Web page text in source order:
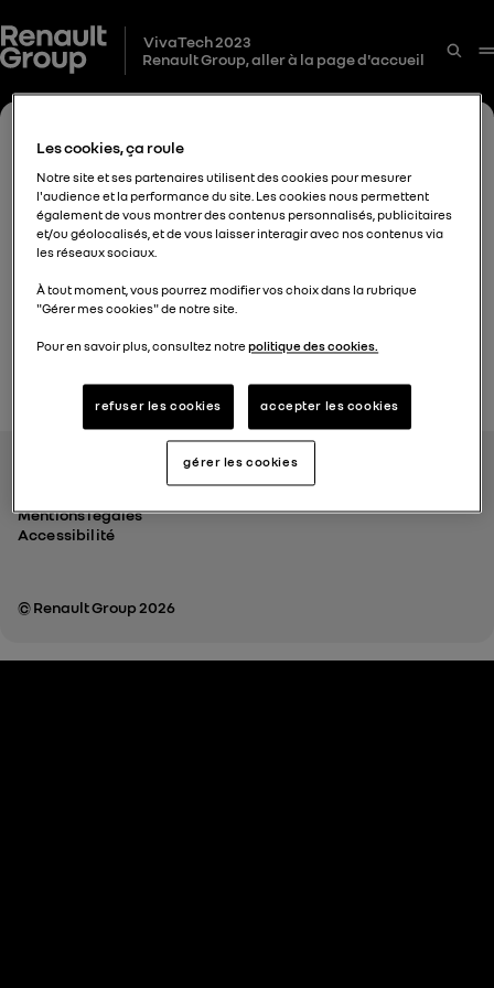
VivaTech 2023
Renault Group, aller à la page d'accueil
Les autres marques
Alpine Cars events
Renault events
Liens utiles
© Renault Group 2026
Mentions légales
Accessibilité
Les cookies, ça roule
Notre site et ses partenaires utilisent des cookies pour mesurer
l'audience et la performance du site. Les cookies nous permettent
également de vous montrer des contenus personnalisés, publicitaires
et/ou géolocalisés, et de vous laisser interagir avec nos contenus via
les réseaux sociaux.
À tout moment, vous pourrez modifier vos choix dans la rubrique
"Gérer mes cookies" de notre site.
Pour en savoir plus, consultez notrepolitique des cookies.
refuser les cookies accepter les cookies
gérer les cookies